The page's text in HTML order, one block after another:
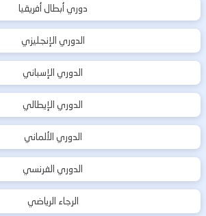
دوري أبطال أفريقيا
الدوري الإنجليزي
الدوري الإسباني
الدوري الإيطالي
الدوري الألماني
الدوري الفرنسي
الرجاء الرياضي